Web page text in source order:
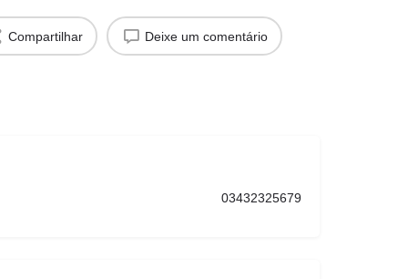
Compartilhar Deixe um comentário
03432325679